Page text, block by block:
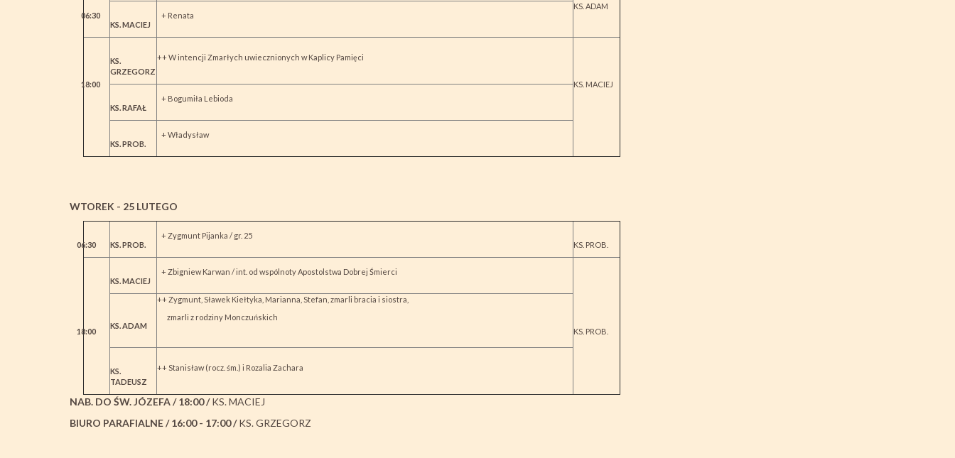
06:30
KS. ADAM
KS. MACIEJ
+ Renata
18:00
KS.
GRZEGORZ
++ W intencji Zmarłych uwiecznionych w Kaplicy Pamięci
KS. MACIEJ
KS. RAFAŁ
+ Bogumiła Lebioda
KS. PROB.
+ Władysław
WTOREK - 25 LUTEGO
06:30 KS. PROB.
+ Zygmunt Pijanka / gr. 25
KS. PROB.
18:00
KS. MACIEJ
+ Zbigniew Karwan / int. od wspólnoty Apostolstwa Dobrej Śmierci
KS. PROB.
KS. ADAM
++ Zygmunt, Sławek Kiełtyka, Marianna, Stefan, zmarli bracia i siostra,
zmarli z rodziny Monczuńskich
KS.
TADEUSZ
++ Stanisław (rocz. śm.) i Rozalia Zachara
NAB. DO ŚW. JÓZEFA / 18:00 /KS. MACIEJ
BIURO PARAFIALNE / 16:00 - 17:00 /KS. GRZEGORZ